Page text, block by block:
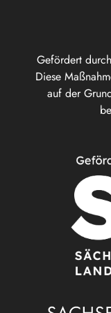
Gefördert
Diese
auf der